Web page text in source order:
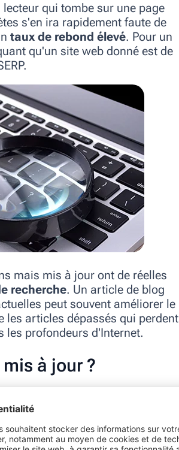
qui tombe sur une page
s'en ira rapidement faute de
taux de rebond élevé. Pour un
qu'un site web donné est de
mais mis à jour ont de réelles
recherche. Un article de blog
peut souvent améliorer le
les articles dépassés qui perdent
les profondeurs d'Internet.
à jour ?
dépend d'une sélection
telles que les livres ou les
et n'auront pas besoin
vous devez prêter